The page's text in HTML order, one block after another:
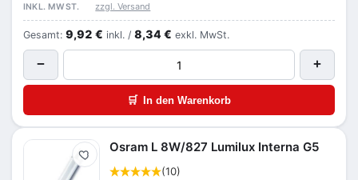
INKL. MWST. zzgl. Versand
Gesamt: 9,92 € inkl. / 8,34 € exkl. MwSt.
− +
🛒 In den Warenkorb
Merken
Osram L 8W/827 Lumilux Interna G5
(10)